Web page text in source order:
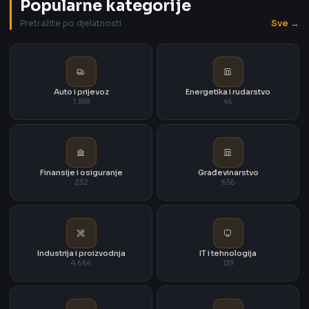
Popularne kategorije
Pretražite po djelatnosti Sve →
Auto i prijevoz
1.598
Energetika i rudarstvo
46
Finansije i osiguranje
232
Građevinarstvo
656
Industrija i proizvodnja
4.664
IT i tehnologija
139